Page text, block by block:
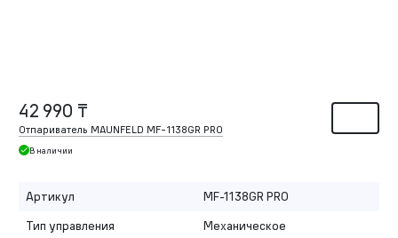
42 990 ₸
Отпариватель MAUNFELD MF-1138GR PRO
В наличии
Артикул
MF-1138GR PRO
Тип управления
Механическое